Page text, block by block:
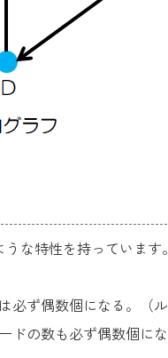
な特性を持っています。
必ず偶数個になる。（
ドの数も必ず偶数個にな